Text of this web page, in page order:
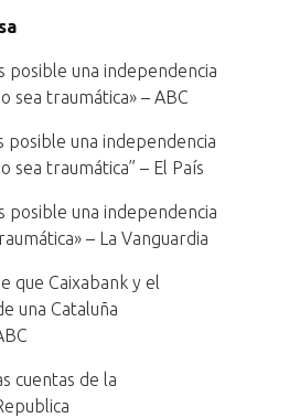
posible una independencia
sea traumática» – ABC
posible una independencia
sea traumática” – El País
posible una independencia
– La Vanguardia
que Caixabank y el
una Cataluña
cuentas de la